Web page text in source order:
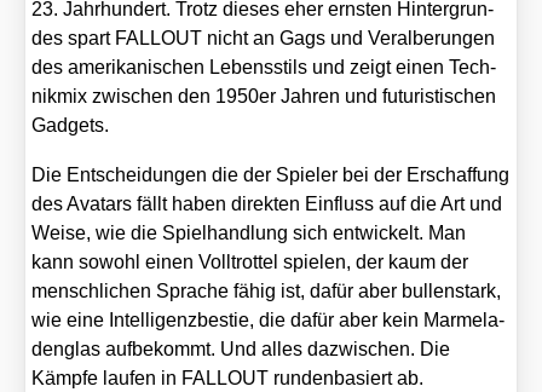
23. Jahr­hun­dert. Trotz die­ses eher erns­ten Hin­ter­grun­
des spart FALLOUT nicht an Gags und Ver­al­be­run­gen
des ame­ri­ka­ni­schen Lebens­stils und zeigt einen Tech­
nik­mix zwi­schen den 1950er Jah­ren und futu­ris­ti­schen
Gad­gets.
Die Ent­schei­dun­gen die der Spie­ler bei der Erschaf­fung
des Ava­tars fällt haben direk­ten Ein­fluss auf die Art und
Wei­se, wie die Spiel­hand­lung sich ent­wi­ckelt. Man
kann sowohl einen Voll­trot­tel spie­len, der kaum der
mensch­li­chen Spra­che fähig ist, dafür aber bul­len­stark,
wie eine Intel­li­genz­bes­tie, die dafür aber kein Mar­me­la­
den­glas auf­be­kommt. Und alles dazwi­schen. Die
Kämp­fe lau­fen in FALLOUT run­den­ba­siert ab.